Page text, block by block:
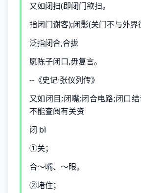
又如闭扫(即闭门欲扫。
指闭门谢客);闭影(关门不与外界
泛指闭合,合拢
愿陈子闭口,毋复言。
--《史记·张仪列传》
又如闭目;闭嘴;闭合电路;闭口
不能查阅有关资
闭 bì
①关；
合～嘴、～眼。
②堵住；